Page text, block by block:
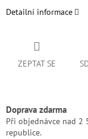
Detailní informace
ZEPTAT SE
Doprava zdarma
Při objednávce nad 2
republice.